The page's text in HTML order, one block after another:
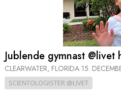
Jublende gymnast
CLEARWATER, FLORIDA 15.
SCIENTOLOGISTER @LIVET